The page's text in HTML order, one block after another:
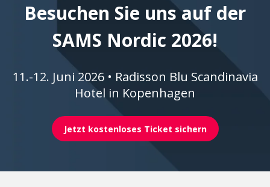
Besuchen Sie uns auf der
SAMS Nordic 2026!
11.-12. Juni 2026 • Radisson Blu Scandinavia
Hotel in Kopenhagen
Jetzt kostenloses Ticket sichern